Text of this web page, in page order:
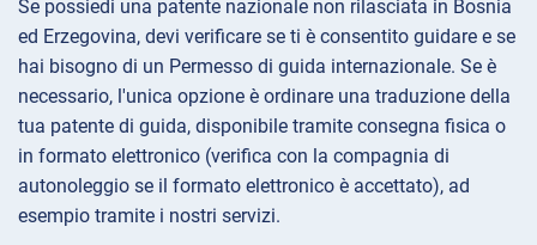
Se possiedi una patente nazionale non rilasciata in Bosnia
ed Erzegovina, devi verificare se ti è consentito guidare e se
hai bisogno di un Permesso di guida internazionale. Se è
necessario, l'unica opzione è ordinare una traduzione della
tua patente di guida, disponibile tramite consegna fisica o
in formato elettronico (verifica con la compagnia di
autonoleggio se il formato elettronico è accettato), ad
esempio tramite i nostri servizi.